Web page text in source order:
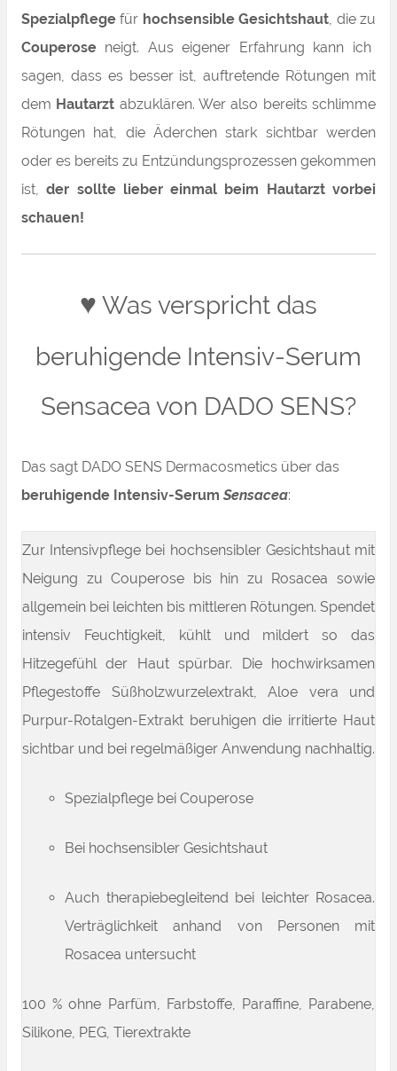
Spezialpflegefür hochsensible Gesichtshaut , die zu
Couperose neigt. Aus eigener Erfahrung kann ich
sagen, dass es besser ist, auftretende Rötungen mit
dem Hautarzt abzuklären. Wer also bereits schlimme
Rötungen hat, die Äderchen stark sichtbar werden
oder es bereits zu Entzündungsprozessen gekommen
ist,der sollte lieber einmal beim Hautarzt vorbei
schauen!
♥ Was verspricht das
beruhigende Intensiv-Serum
Sensacea von DADO SENS?
Das sagt DADO SENS Dermacosmetics über das
beruhigende Intensiv-Serum Sensacea:
Zur Intensivpflege bei hochsensibler Gesichtshaut mit
Neigung zu Couperose bis hin zu Rosacea sowie
allgemein bei leichten bis mittleren Rötungen. Spendet
intensiv Feuchtigkeit, kühlt und mildert so das
Hitzegefühl der Haut spürbar. Die hochwirksamen
Pflegestoffe Süßholzwurzelextrakt, Aloe vera und
Purpur-Rotalgen-Extrakt beruhigen die irritierte Haut
sichtbar und bei regelmäßiger Anwendung nachhaltig.
Spezialpflege bei Couperose
Bei hochsensibler Gesichtshaut
Auch therapiebegleitend bei leichter Rosacea.
Verträglichkeit anhand von Personen mit
Rosacea untersucht
100 % ohne Parfüm, Farbstoffe, Paraffine, Parabene,
Silikone, PEG, Tierextrakte